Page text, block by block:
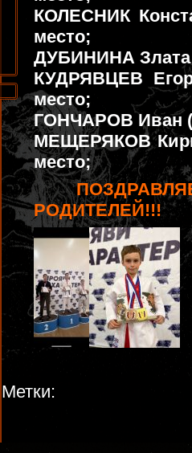
КОЛЕСНИК
место;
ДУБИНИНА Злата
КУДРЯВЦЕВ
место;
ГОНЧАРОВ Иван
МЕЩЕРЯКОВ
место;
РОДИТЕЛЕЙ!!!
Метки: